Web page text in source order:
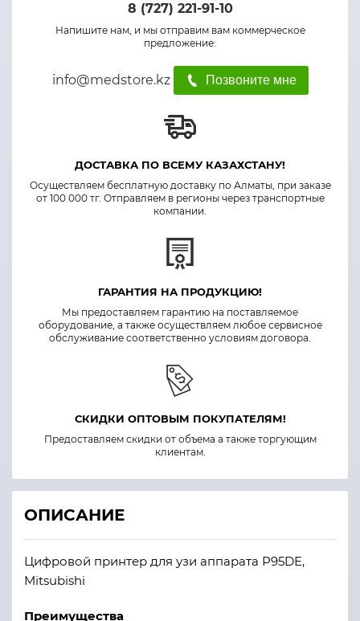
8 (727) 221-91-10
Напишите нам, и мы отправим вам коммерческое
предложение:
info@medstore.kz Позвоните мне
ДОСТАВКА ПО ВСЕМУ КАЗАХСТАНУ!
Осуществляем бесплатную доставку по Алматы, при заказе
от 100 000 тг. Отправляем в регионы через транспортные
компании.
ГАРАНТИЯ НА ПРОДУКЦИЮ!
Мы предоставляем гарантию на поставляемое
оборудование, а также осуществляем любое сервисное
обслуживание соответственно условиям договора.
СКИДКИ ОПТОВЫМ ПОКУПАТЕЛЯМ!
Предоставляем скидки от объема а также торгующим
клиентам.
ОПИСАНИЕ
Цифровой принтер для узи аппарата P95DE,
Mitsubishi
Преимущества